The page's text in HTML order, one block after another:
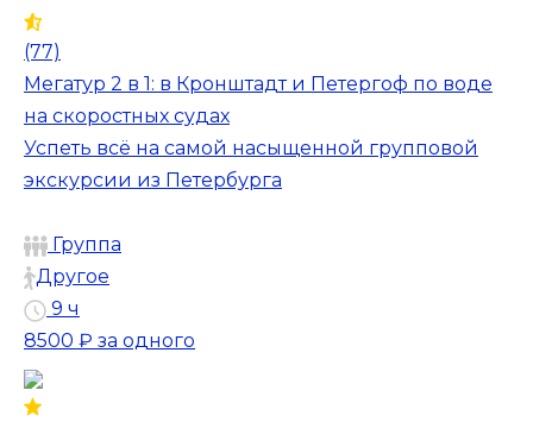
(77)
Мегатур 2 в 1: в Кронштадт и Петергоф по воде
на скоростных судах
Успеть всё на самой насыщенной групповой
экскурсии из Петербурга
Группа
Другое
9 ч
8500 ₽ за одного